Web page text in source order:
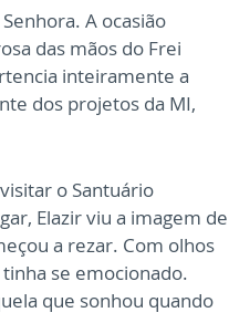
A ocasião
das mãos do Frei
inteiramente a
dos projetos da MI,
o Santuário
Elazir viu a imagem de
a rezar. Com olhos
se emocionado.
que sonhou quando